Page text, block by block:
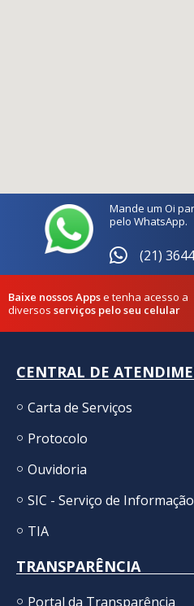
Mande um Oi
pelo WhatsApp.
(21)
Baixe nossos Appse tenha acesso a
diversos serviços pelo seu celular
CENTRAL DE
Carta de Serviços
Protocolo
Ouvidoria
SIC - Serviço de
TIA
TRANSPARÊNCIA
Portal da Transparência